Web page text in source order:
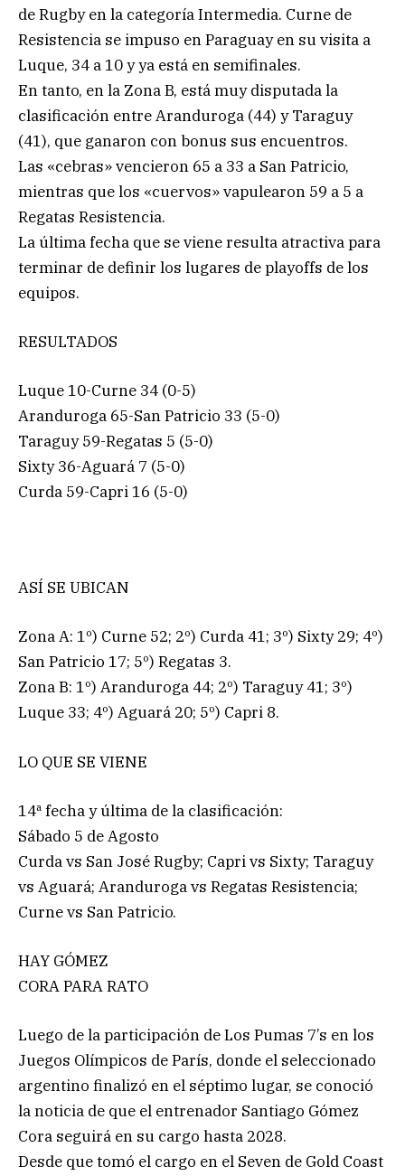
de Rugby en la categoría Intermedia. Curne de
Resistencia se impuso en Paraguay en su visita a
Luque, 34 a 10 y ya está en semifinales.
En tanto, en la Zona B, está muy disputada la
clasificación entre Aranduroga (44) y Taraguy
(41), que ganaron con bonus sus encuentros.
Las «cebras» vencieron 65 a 33 a San Patricio,
mientras que los «cuervos» vapulearon 59 a 5 a
Regatas Resistencia.
La última fecha que se viene resulta atractiva para
terminar de definir los lugares de playoffs de los
equipos.
RESULTADOS
Luque 10-Curne 34 (0-5)
Aranduroga 65-San Patricio 33 (5-0)
Taraguy 59-Regatas 5 (5-0)
Sixty 36-Aguará 7 (5-0)
Curda 59-Capri 16 (5-0)
ASÍ SE UBICAN
Zona A: 1º) Curne 52; 2º) Curda 41; 3º) Sixty 29; 4º)
San Patricio 17; 5º) Regatas 3.
Zona B: 1º) Aranduroga 44; 2º) Taraguy 41; 3º)
Luque 33; 4º) Aguará 20; 5º) Capri 8.
LO QUE SE VIENE
14ª fecha y última de la clasificación:
Sábado 5 de Agosto
Curda vs San José Rugby; Capri vs Sixty; Taraguy
vs Aguará; Aranduroga vs Regatas Resistencia;
Curne vs San Patricio.
HAY GÓMEZ
CORA PARA RATO
Luego de la participación de Los Pumas 7’s en los
Juegos Olímpicos de París, donde el seleccionado
argentino finalizó en el séptimo lugar, se conoció
la noticia de que el entrenador Santiago Gómez
Cora seguirá en su cargo hasta 2028.
Desde que tomó el cargo en el Seven de Gold Coast